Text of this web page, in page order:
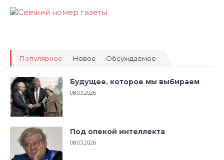
Популярное Новое Обсуждаемое
Будущее, которое мы выбираем
08.03.2026
Под опекой интеллекта
08.03.2026